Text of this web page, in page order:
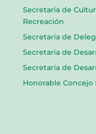
Secretaría de
Recreación
Secretaría de
Secretaría de
Secretaría de
Honorable